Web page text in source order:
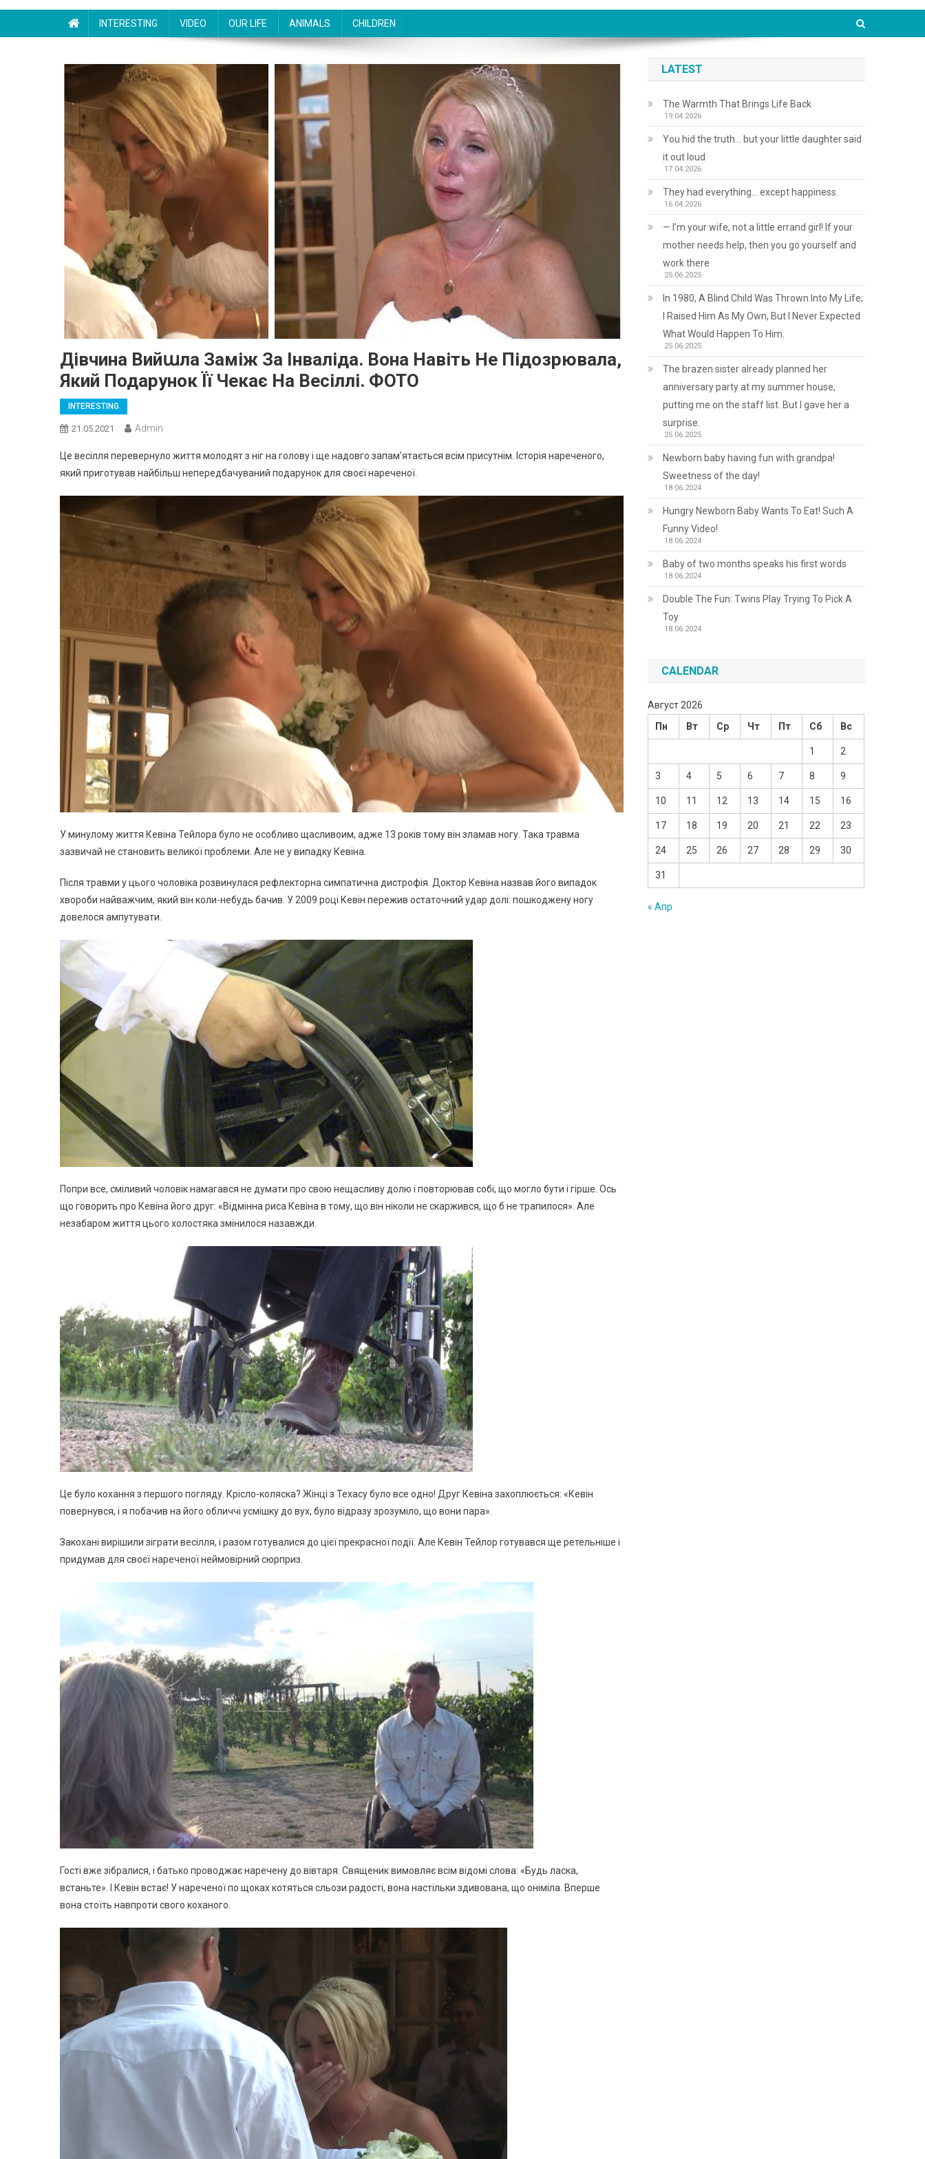
INTERESTING VIDEO OUR LIFE ANIMALS CHILDREN
Дівчина Вийաла Заміж За Інваліда. Вона Навіть Не Підозрювала,
Який Подарунок Її Чекає На Весіллі. ФОТО
INTERESTING
21.05.2021 Admin
Це весілля перевернуло життя молодят з ніг на голову і ще надовго запам’ятається всім присутнім. Історія нареченого,
який приготував найбільш непередбачуваний подарунок для своєї нареченої.
У минулому життя Кевіна Тейлора було не особливо щасливоим, адже 13 років тому він зламав ногу. Така травма
зазвичай не становить великої проблеми. Але не у випадку Кевіна.
Після травми у цього чоловіка розвинулася рефлекторна симпатична дистрофія. Доктор Кевіна назвав його випадок
хвороби найважчим, який він коли-небудь бачив. У 2009 році Кевін пережив остаточний удар долі: пошкоджену ногу
довелося ампутувати.
Попри все, сміливий чоловік намагався не думати про свою нещасливу долю і повторював собі, що могло бути і гірше. Ось
що говорить про Кевіна його друг: «Відмінна риса Кевіна в тому, що він ніколи не скаржився, що б не трапилося». Але
незабаром життя цього холостяка змінилося назавжди.
Це було кохання з першого погляду. Крісло-коляска? Жінці з Техасу було все одно! Друг Кевіна захоплюється: «Кевін
повернувся, і я побачив на його обличчі усмішку до вух, було відразу зрозуміло, що вони пара».
Закохані вирішили зіграти весілля, і разом готувалися до цієї прекрасної події. Але Кевін Тейлор готувався ще ретельніше і
придумав для своєї нареченої неймовірний сюрприз.
Гості вже зібралися, і батько проводжає наречену до вівтаря. Священик вимовляє всім відомі слова: «Будь ласка,
встаньте». І Кевін встає! У нареченої по щоках котяться сльози радості, вона настільки здивована, що оніміла. Вперше
вона стоїть навпроти свого коханого.
LATEST
The Warmth That Brings Life Back
19.04.2026
You hid the truth… but your little daughter said
it out loud
17.04.2026
They had everything… except happiness.
16.04.2026
— I’m your wife, not a little errand girl! If your
mother needs help, then you go yourself and
work there
25.06.2025
In 1980, A Blind Child Was Thrown Into My Life;
I Raised Him As My Own, But I Never Expected
What Would Happen To Him.
25.06.2025
The brazen sister already planned her
anniversary party at my summer house,
putting me on the staff list. But I gave her a
surprise.
25.06.2025
Newborn baby having fun with grandpa!
Sweetness of the day!
18.06.2024
Hungry Newborn Baby Wants To Eat! Such A
Funny Video!
18.06.2024
Baby of two months speaks his first words
18.06.2024
Double The Fun: Twins Play Trying To Pick A
Toy
18.06.2024
CALENDAR
Август 2026
Пн
Вт Ср Чт Пт Сб Вс
1 2
3 4 5 6 7 8 9
10 11 12 13 14 15 16
17 18 19 20 21 22 23
24 25 26 27 28 29 30
31
« Апр